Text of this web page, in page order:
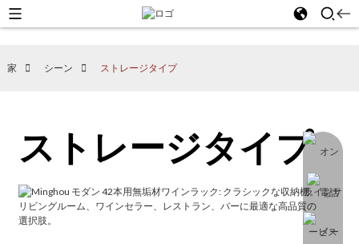
家 シーン ストレージタイプ
ストレージタイプ